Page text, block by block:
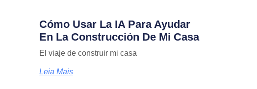
Cómo Usar La IA Para Ayudar
En La Construcción De Mi Casa
El viaje de construir mi casa
Leia Mais